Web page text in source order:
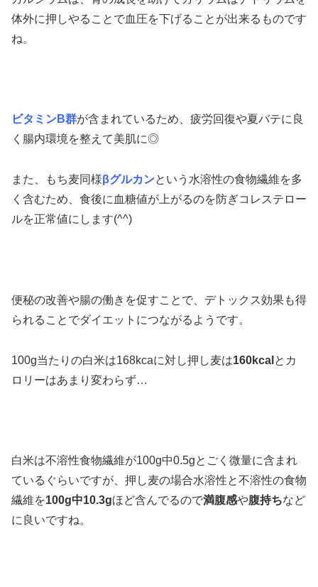
体外に押しやることで血圧を下げることが出来るものです
ね。
ビタミンB群が含まれているため、疲労回復や夏バテに良
く腸内環境を整えて美肌に◎
また、もち麦同様βグルカンという水溶性の食物繊維を多
く含むため、食後に血糖値が上がるのを防ぎコレステロー
ルを正常値にします(^^)
便秘の改善や腸の働きを促すことで、デトックス効果も得
られることでダイエットにつながるようです。
100g当たりの白米は168kcaに対し押し麦は160kcal とカ
ロリーはあまり変わらず…
白米は不溶性食物繊維が100g中0.5gとごく微量に含まれ
ているぐらいですが、押し麦の場合水溶性と不溶性の食物
繊維を100g中10.3gほど含んでるので満腹感や腹持ちなど
に良いですね。